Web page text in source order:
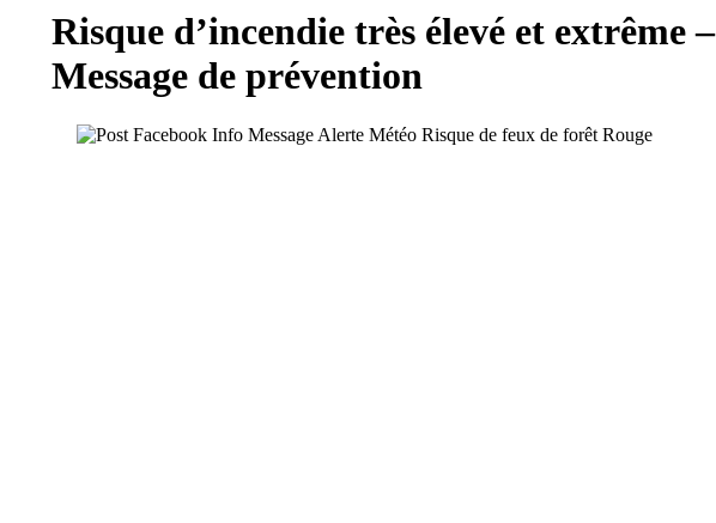
Risque d’incendie très élevé et extrême –
Message de prévention